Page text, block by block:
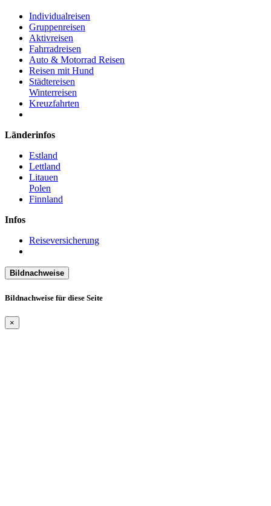
Individualreisen
Gruppenreisen
Aktivreisen
Fahrradreisen
Auto & Motorrad Reisen
Reisen mit Hund
Städtereisen
Winterreisen
Kreuzfahrten
Länderinfos
Estland
Lettland
Litauen
Polen
Finnland
Infos
Reiseversicherung
Bildnachweise
Bildnachweise für diese Seite
×